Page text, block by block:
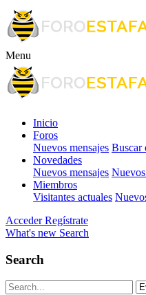
Menu
Inicio
Foros
Nuevos mensajes Buscar
Novedades
Nuevos mensajes
Miembros
Visitantes actuales
Acceder Regístrate
What's new Search
Search